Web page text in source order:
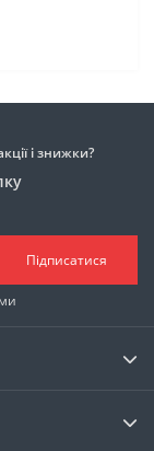
і знижки?
Підписатися